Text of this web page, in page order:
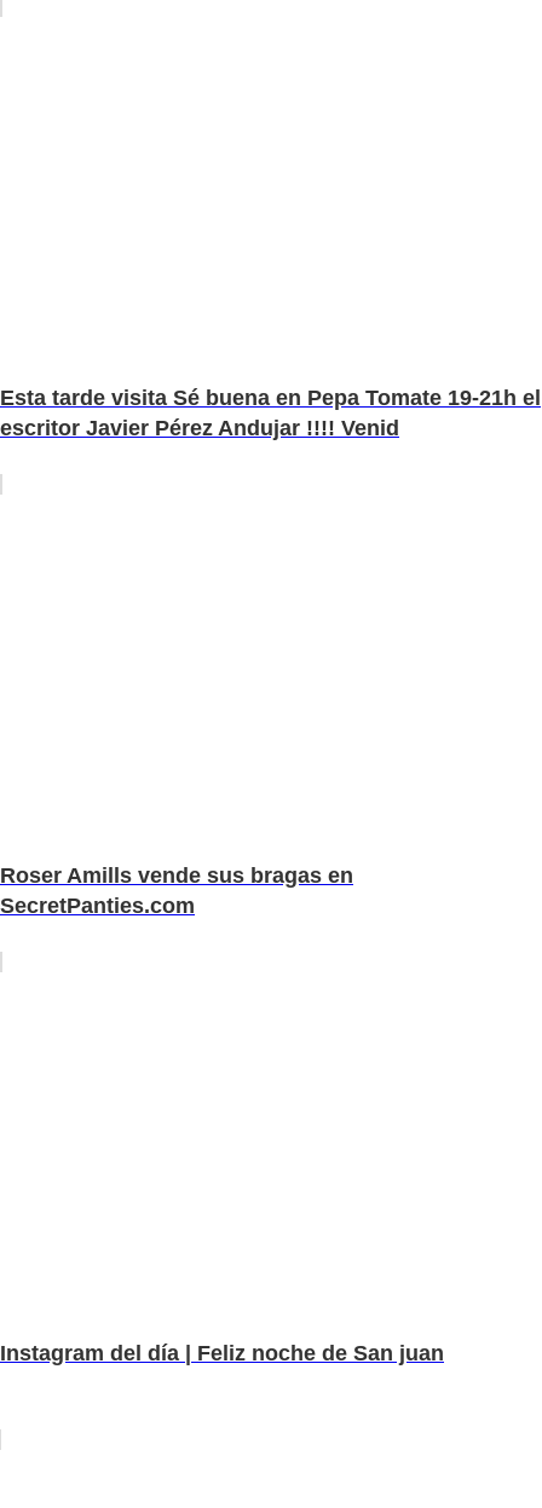
Esta tarde visita Sé buena en Pepa Tomate 19-21h el
escritor Javier Pérez Andujar !!!! Venid
Roser Amills vende sus bragas en
SecretPanties.com
Instagram del día | Feliz noche de San juan